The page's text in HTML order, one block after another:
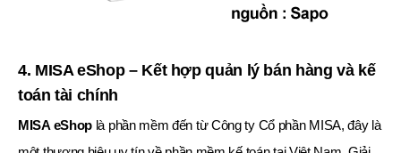
4. MISA eShop – Kết hợp quản lý bán hàng và kế
toán tài chính
MISA eShop là phần mềm đến từ Công ty Cổ phần MISA, đây là